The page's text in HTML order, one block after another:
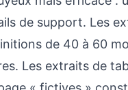
de support. Les
de 40 à 60
Les extraits de